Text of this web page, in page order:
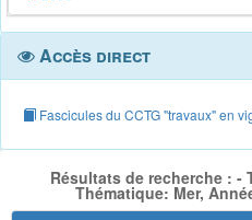
Accès direct
Fascicules du CCTG "travaux" en
Résultats de recherche : -
Thématique: Mer,